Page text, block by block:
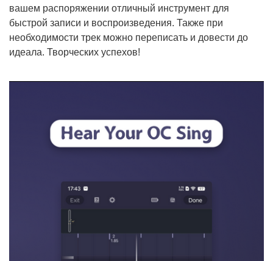
вашем распоряжении отличный инструмент для
быстрой записи и воспроизведения. Также при
необходимости трек можно переписать и довести до
идеала. Творческих успехов!